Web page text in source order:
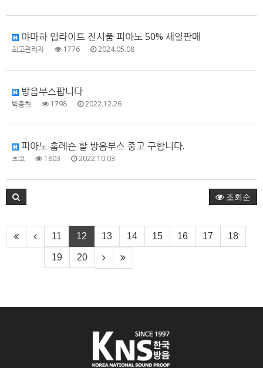
야마하 업라이트 전시품 피아노 50% 세일판매
최고관리자 1776 2024.05.08
방음부스팝니다
박종혁 1798 2022.12.26
피아노 홈레슨 할 방음부스 중고 구합니다.
초코 1803 2022.10.03
조회순
11 12 13 14 15 16 17 18
19 20